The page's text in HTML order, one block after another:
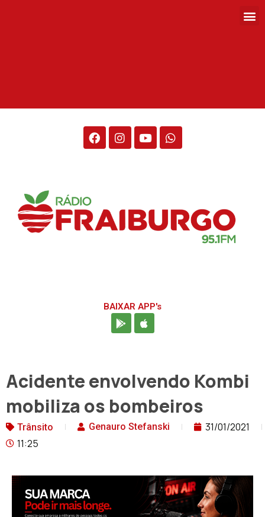
BAIXAR APP's
Acidente envolvendo Kombi
mobiliza os bombeiros
Trânsito Genauro Stefanski
31/01/2021
11:25